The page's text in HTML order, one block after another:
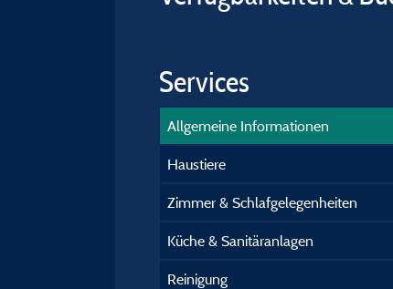
Services
Allgemeine Informationen
Haustiere
Zimmer & Schlafgelegenheiten
Küche & Sanitäranlagen
Reinigung